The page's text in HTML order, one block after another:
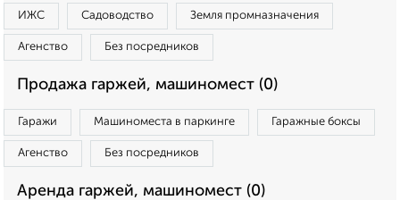
ИЖС Садоводство Земля промназначения
Агенство Без посредников
Продажа гаржей, машиномест (0)
Гаражи Машиноместа в паркинге Гаражные боксы
Агенство Без посредников
Аренда гаржей, машиномест (0)